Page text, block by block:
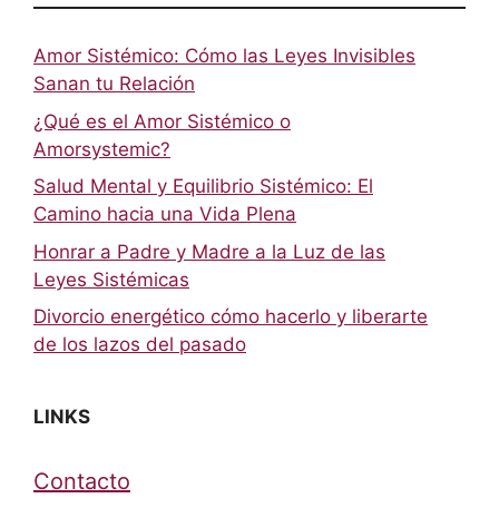
Amor Sistémico: Cómo las Leyes Invisibles
Sanan tu Relación
¿Qué es el Amor Sistémico o
Amorsystemic?
Salud Mental y Equilibrio Sistémico: El
Camino hacia una Vida Plena
Honrar a Padre y Madre a la Luz de las
Leyes Sistémicas
Divorcio energético cómo hacerlo y liberarte
de los lazos del pasado
LINKS
Contacto